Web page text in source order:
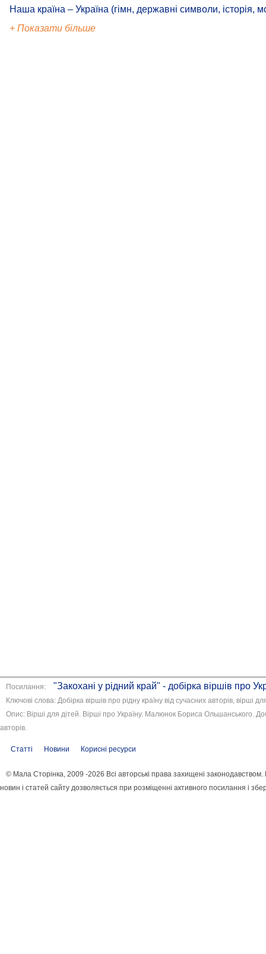
Наша країна – Україна (гімн, державні символи, історія,
+ Показати більше
Посилання: "Закохані у рідний край" - добірка віршів про
Ключові слова: Добірка віршів про рідну країну від сучасних авторів, вірші
Опис: Вірші для дітей. Вірші про Україну. Малюнок Бориса Ольшанського.
авторів.
Статті Новини Корисні ресурси
© Мала Сторінка, 2009 -2026 Всі авторські права захищені
новин і статей сайту дозволяється при розміщенні активного посилання і